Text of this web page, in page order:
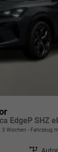
EdgeP SHZ
3 Wochen Fahrzeug
Getriebe